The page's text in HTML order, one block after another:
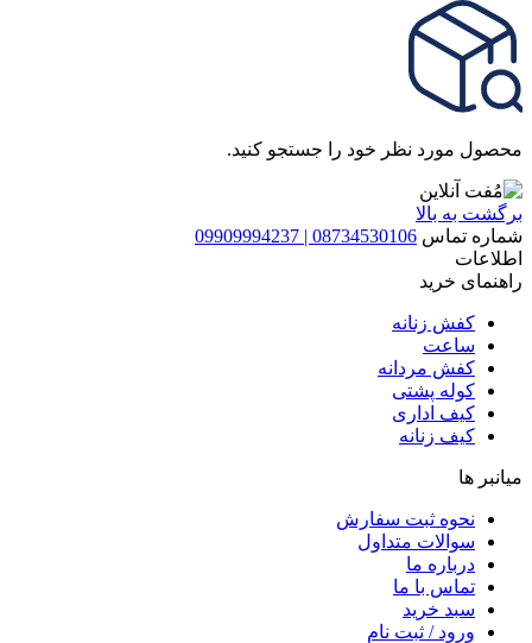
محصول مورد نظر خود را جستجو کنید.
برگشت به بالا
شماره تماس 08734530106 | 09909994237
اطلاعات
راهنمای خرید
کفش زنانه
ساعت
کفش مردانه
کوله پشتی
کیف اداری
کیف زنانه
میانبر ها
نحوه ثبت سفارش
سوالات متداول
درباره ما
تماس با ما
سبد خرید
ورود / ثبت نام